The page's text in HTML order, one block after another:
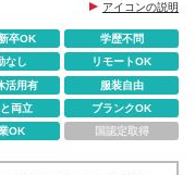
アイコンの説明
卒OK
学歴不問
なし
リモートOK
活用有
服装自由
両立
ブランクOK
OK 国認定取得